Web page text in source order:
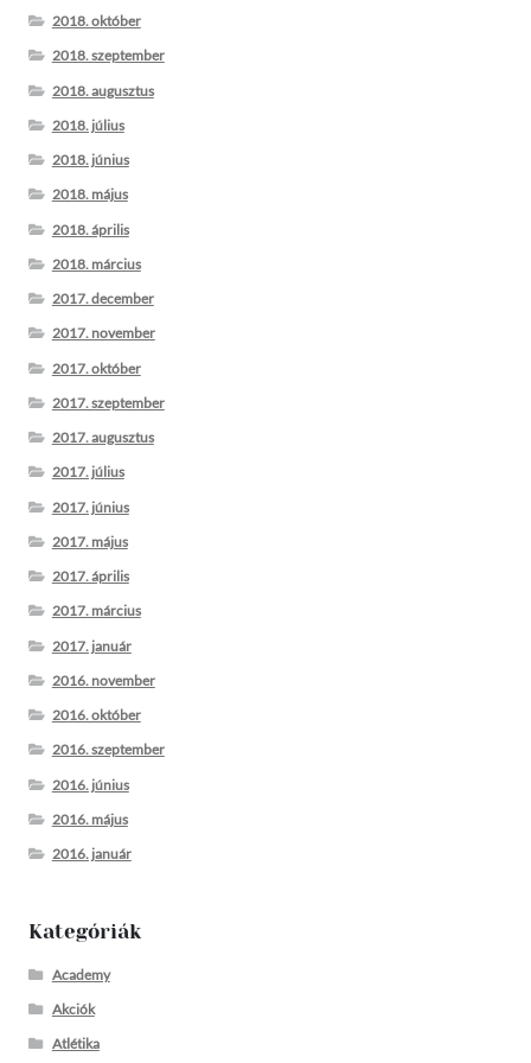
2018. október
2018. szeptember
2018. augusztus
2018. július
2018. június
2018. május
2018. április
2018. március
2017. december
2017. november
2017. október
2017. szeptember
2017. augusztus
2017. július
2017. június
2017. május
2017. április
2017. március
2017. január
2016. november
2016. október
2016. szeptember
2016. június
2016. május
2016. január
Kategóriák
Academy
Akciók
Atlétika